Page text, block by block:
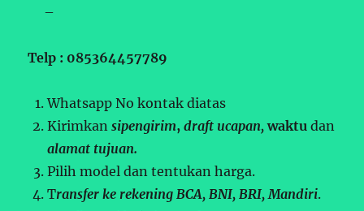
–
Telp : 085364457789
Whatsapp No kontak diatas
Kirimkansipengirim,draft ucapan,waktudan
alamat tujuan.
Pilih model dan tentukan harga.
Transfer ke rekening BCA, BNI, BRI, Mandiri.